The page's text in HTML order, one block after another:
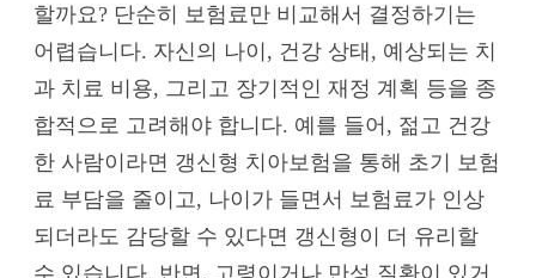
할까요? 단순히 보험료만 비교해서 결정하기는
어렵습니다. 자신의 나이, 건강 상태, 예상되는 치
과 치료 비용, 그리고 장기적인 재정 계획 등을 종
합적으로 고려해야 합니다. 예를 들어, 젊고 건강
한 사람이라면 갱신형 치아보험을 통해 초기 보험
료 부담을 줄이고, 나이가 들면서 보험료가 인상
되더라도 감당할 수 있다면 갱신형이 더 유리할
수 있습니다. 반면, 고령이거나 만성 질환이 있거